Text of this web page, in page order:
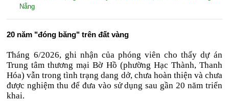
Nẵng
20 năm "đóng băng" trên đất vàng
Tháng 6/2026, ghi nhận của phóng viên cho thấy dự án
Trung tâm thương mại Bờ Hồ (phường Hạc Thành, Thanh
Hóa) vẫn trong tình trạng dang dở, chưa hoàn thiện và chưa
được nghiệm thu để đưa vào sử dụng sau gần 20 năm triển
khai.